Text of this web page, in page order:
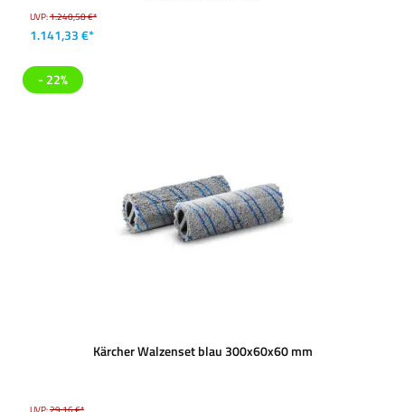
UVP:1.240,58 €*
1.141,33 €*
- 22%
Kärcher Walzenset blau 300x60x60 mm